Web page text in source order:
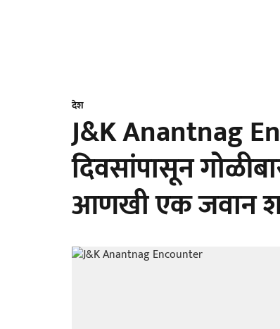
देश
J&K Anantnag
दिवसांपासून
आणखी एक जवान